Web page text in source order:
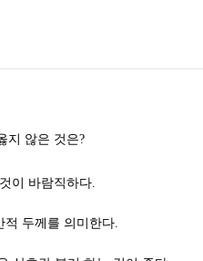
지 않은 것은?
이 바람직하다.
동선의 3요소 중 속도는 동선의 공간적 두께를 의미한다.